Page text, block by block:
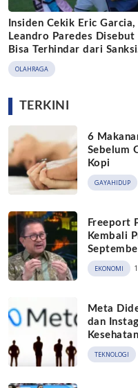
Insiden Cekik Eric Garcia,
Leandro Paredes Disebut
Bisa Terhindar dari Sanksi
FIFA
OLAHRAGA
TERKINI
6
Sebelum
Kopi
GAYAHIDUP
Freeport
Kembali
EKONOMI
Meta
dan
TEKNOLOGI